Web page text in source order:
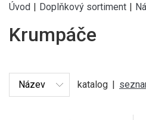
Úvod | Doplňkový sortiment |
Krumpáče
katalog |